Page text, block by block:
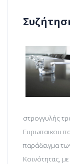
στρογγυλής
Ευρωπαικου
παράδειγμα
Κοινότητας,